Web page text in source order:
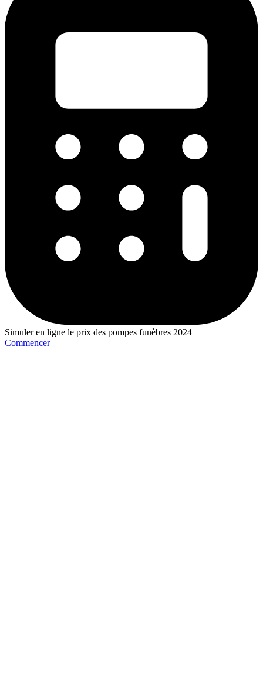
Simuler en ligne le prix des pompes funèbres 2024
Commencer